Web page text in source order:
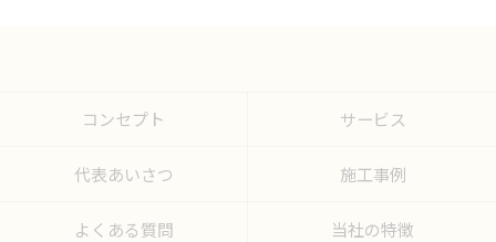
コンセプト サービス
代表あいさつ 施工事例
よくある質問 当社の特徴